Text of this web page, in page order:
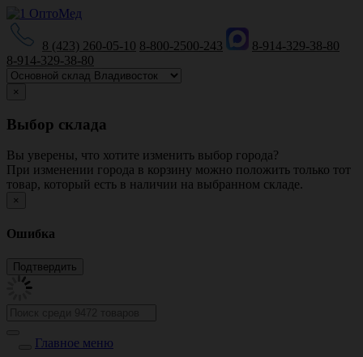
8 (423) 260-05-10 8-800-2500-243
8-914-329-38-80
8-914-329-38-80
×
Выбор склада
Вы уверены, что хотите изменить выбор города?
При изменении города в корзину можно положить только тот
товар, который есть в наличии на выбранном складе.
×
Ошибка
Главное меню